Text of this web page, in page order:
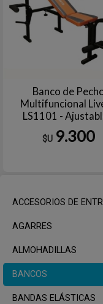
ACCESORIOS DE
AGARRES
ALMOHADILLAS
BANCOS
BANDAS ELÁSTICAS
Banco de
Multifuncional
LS1101 -
Reforzado
$U 9.300